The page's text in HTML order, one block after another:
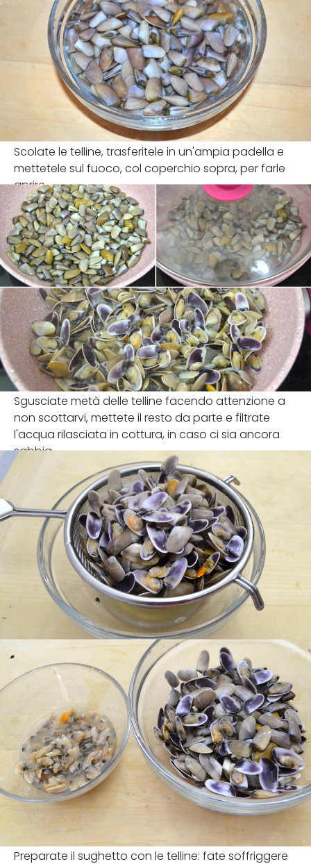
Scolate le telline, trasferitele in un'ampia padella e
mettetele sul fuoco, col coperchio sopra, per farle
aprire.
Sgusciate metà delle telline facendo attenzione a
non scottarvi, mettete il resto da parte e filtrate
l'acqua rilasciata in cottura, in caso ci sia ancora
sabbia.
Preparate il sughetto con le telline: fate soffriggere